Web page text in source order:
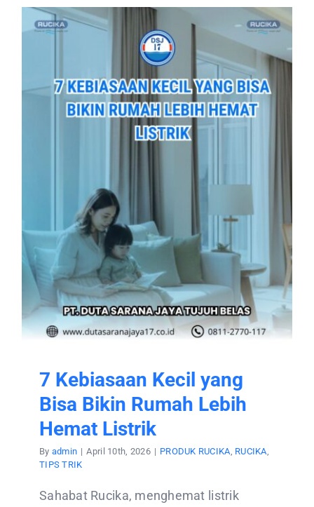
7 Kebiasaan Kecil yang
Bisa Bikin Rumah Lebih
Hemat Listrik
By admin | April 10th, 2026 | PRODUK RUCIKA RUCIKA
TIPS TRIK
Sahabat Rucika, menghemat listrik